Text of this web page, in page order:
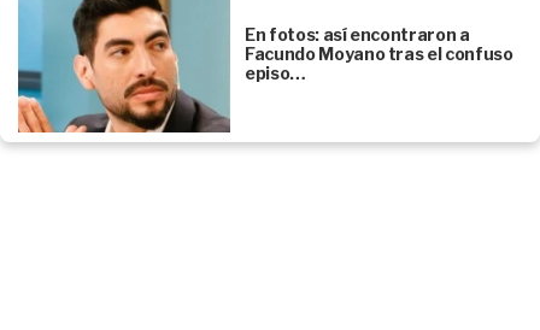
En fotos: así encontraron a
Facundo Moyano tras el confuso
episo…